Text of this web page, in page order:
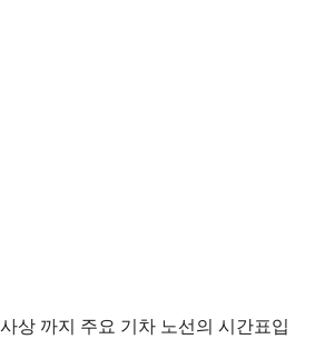
상 까지 주요 기차 노선의 시간표입